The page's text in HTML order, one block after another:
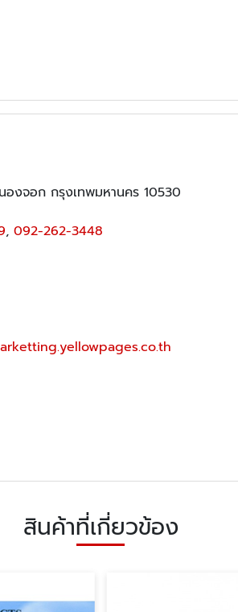
งจอก กรุงเทพมหานคร 10530
, 092-262-3448
สินค้าที่เกี่ยวข้อง